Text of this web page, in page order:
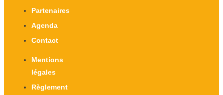
Partenaires
Agenda
Contact
Mentions
légales
Règlement